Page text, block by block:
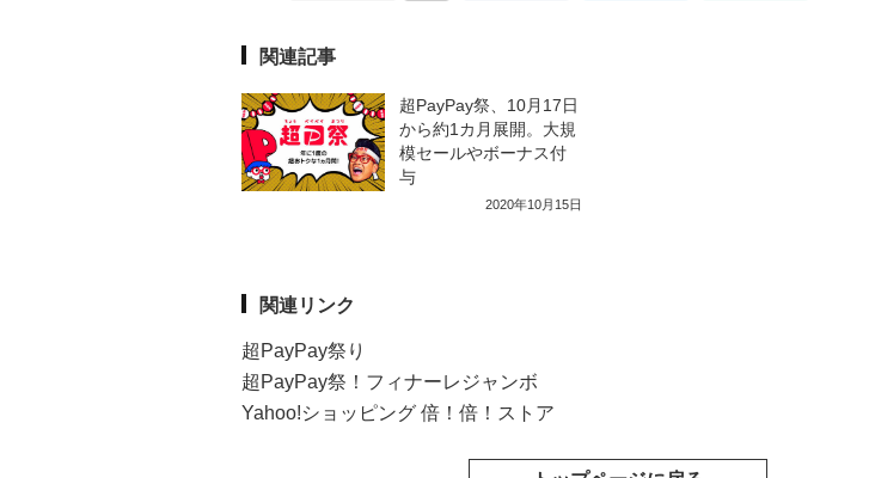
関連記事
超PayPay祭、10月17日
から約1カ月展開。大規
模セールやボーナス付
与
2020年10月15日
関連リンク
超PayPay祭り
超PayPay祭！フィナーレジャンボ
Yahoo!ショッピング 倍！倍！ストア